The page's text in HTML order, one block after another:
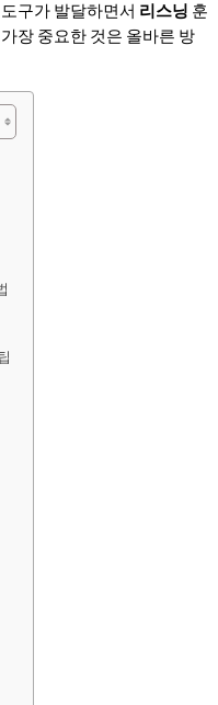
구가 발달하면서 리스닝 훈
장 중요한 것은 올바른 방